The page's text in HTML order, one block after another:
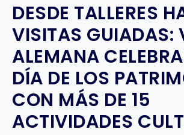
DESDE TALLERES
VISITAS GUIADAS:
ALEMANA
DÍA DE LOS
CON MÁS DE 15
ACTIVIDADES